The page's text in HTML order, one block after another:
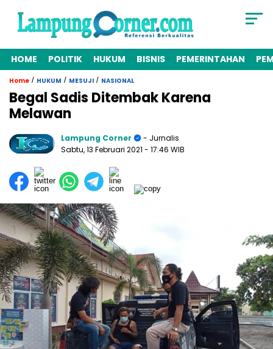
HOME POLITIK HUKUM BISNIS PEMERINTAHAN
Home / HUKUM / MESUJI / NASIONAL
Begal Sadis Ditembak Karena
Melawan
Lampung Corner
- Jurnalis
Sabtu, 13 Februari 2021 - 17:46 WIB